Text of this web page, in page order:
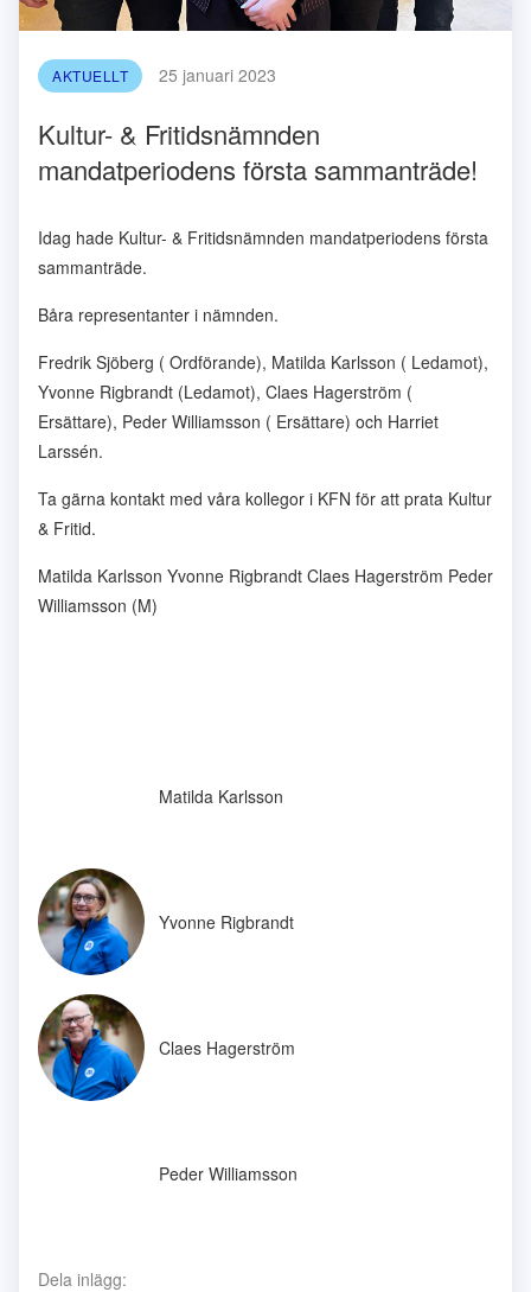
AKTUELLT 25 januari 2023
Kultur- & Fritidsnämnden
mandatperiodens första sammanträde!
Idag hade Kultur- & Fritidsnämnden mandatperiodens första
sammanträde.
Båra representanter i nämnden.
Fredrik Sjöberg ( Ordförande), Matilda Karlsson ( Ledamot),
Yvonne Rigbrandt (Ledamot), Claes Hagerström (
Ersättare), Peder Williamsson ( Ersättare) och Harriet
Larssén.
Ta gärna kontakt med våra kollegor i KFN för att prata Kultur
& Fritid.
Matilda Karlsson Yvonne Rigbrandt Claes Hagerström Peder
Williamsson (M)
Matilda Karlsson
Yvonne Rigbrandt
Claes Hagerström
Peder Williamsson
Dela inlägg: